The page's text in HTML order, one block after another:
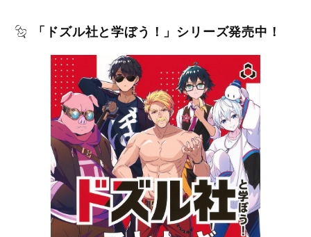
「ドズル社と学ぼう！」シリーズ発売中！